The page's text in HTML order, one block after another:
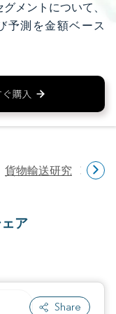
メントについて、
予測を金額ベース
貨物輸送研究
ア
Share